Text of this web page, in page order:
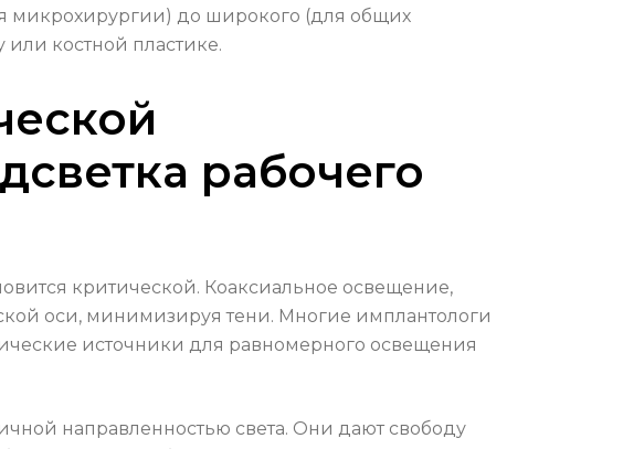
микрохирургии) до широкого (для общих
костной пластике.
рабочего
критической. Коаксиальное освещение,
оси, минимизируя тени. Многие имплантологи
источники для равномерного освещения
направленностью света. Они дают свободу